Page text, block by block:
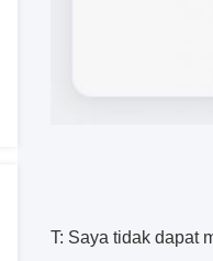
T: Saya tidak dapat